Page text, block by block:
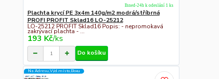
Plachta krycí PE 3x4m 140g/m2 modrá/stříbrná
PROFI PROFIT Sklad16 LO-25212
LO-25212 PROFIT Sklad16 Popis: - nepromokavá
zakrývací plachta - ...
193 Kč/ks
Ihned-24h k odeslání 1 ks
Do košíku
Na Adresu,Výd.místo,Boxu